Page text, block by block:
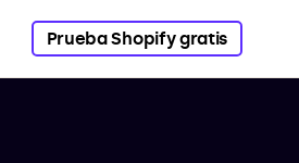
Prueba Shopify gratis